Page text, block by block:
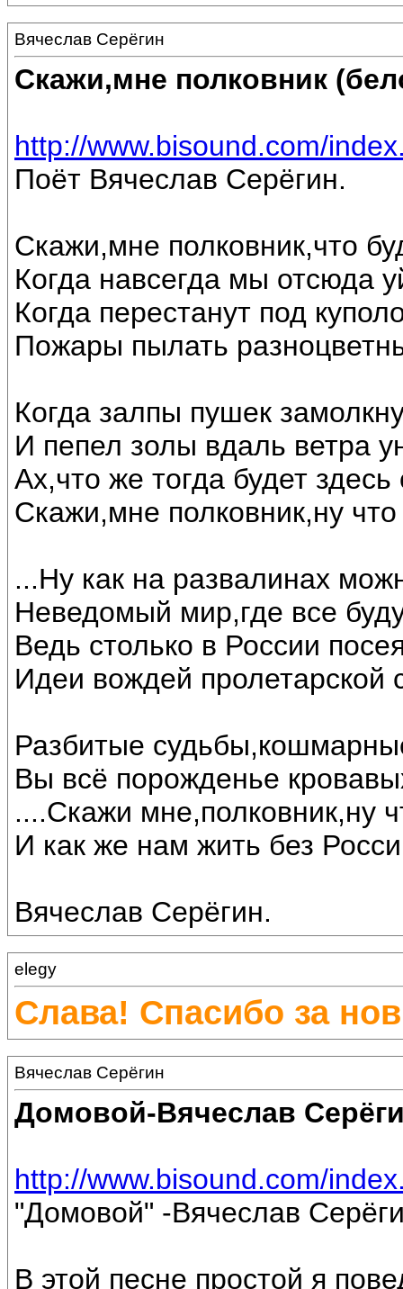
Вячеслав Серёгин
Скажи,мне полковник
http://www.bisound.com/
Поёт Вячеслав Серёгин.
Скажи,мне полковник,что
Когда навсегда мы отсюда
Когда перестанут под
Пожары пылать
Когда залпы пушек
И пепел золы вдаль ветра
Ах,что же тогда будет
Скажи,мне полковник,ну что
...Ну как на развалинах
Неведомый мир,где все
Ведь столько в России
Идеи вождей пролетарской
Разбитые
Вы всё порожденье
....Скажи мне,полковник,ну
И как же нам жить без
Вячеслав Серёгин.
elegy
Слава! Спасибо за
Вячеслав Серёгин
Домовой-Вячеслав
http://www.bisound.com/
"Домовой" -Вячеслав
В этой песне простой я